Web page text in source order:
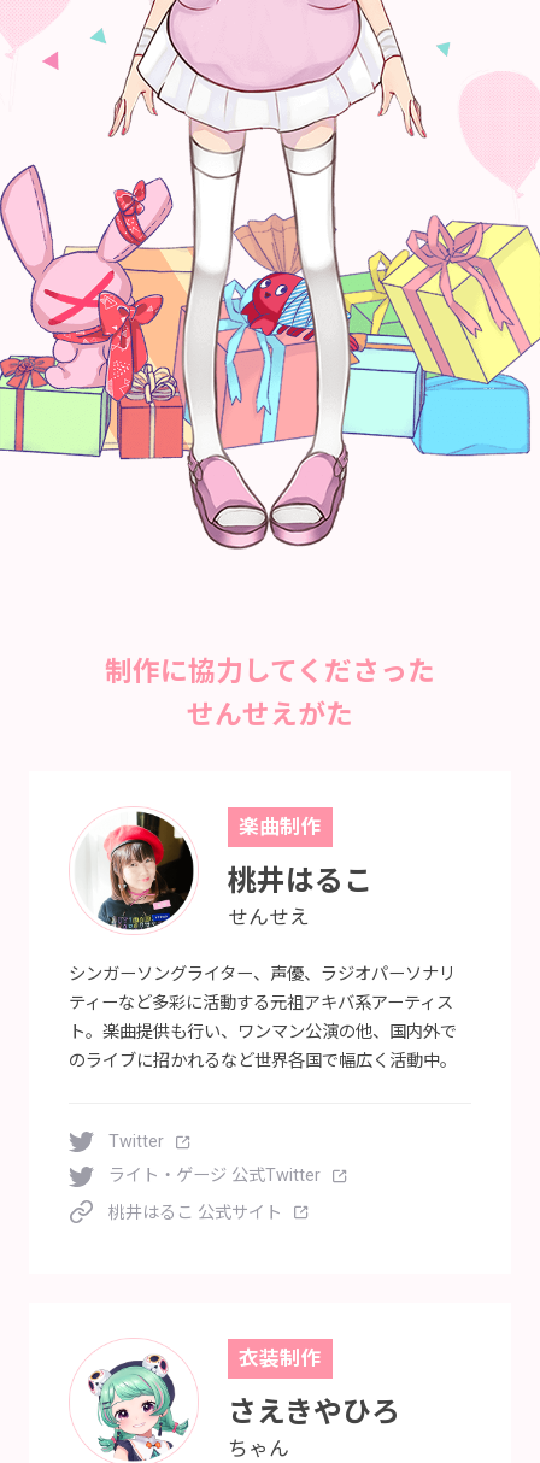
制作に協力してくださった
せんせえがた
楽曲制作
桃井はるこ
せんせえ
シンガーソングライター、声優、ラジオパーソナリ
ティーなど多彩に活動する元祖アキバ系アーティス
ト。楽曲提供も行い、ワンマン公演の他、国内外で
のライブに招かれるなど世界各国で幅広く活動中。
Twitter
ライト・ゲージ 公式Twitter
桃井はるこ 公式サイト
衣装制作
さえきやひろ
ちゃん